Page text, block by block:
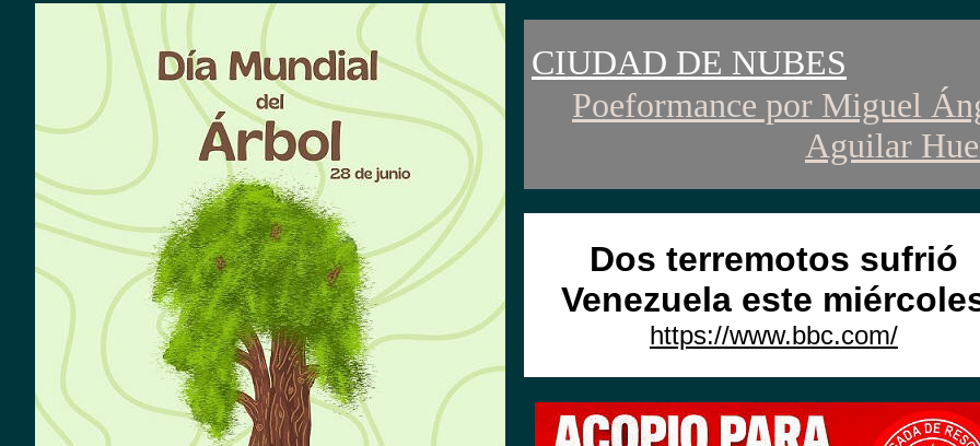
CIUDAD DE NUBES
Poeformance por Miguel
Aguilar
Dos terremotos sufrió
Venezuela este
https://www.bbc.com/